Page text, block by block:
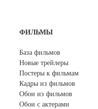
ФИЛЬМЫ
База фильмов
Новые трейлеры
Постеры к фильмам
Кадры из фильмов
Обои из фильмов
Обои с актерами